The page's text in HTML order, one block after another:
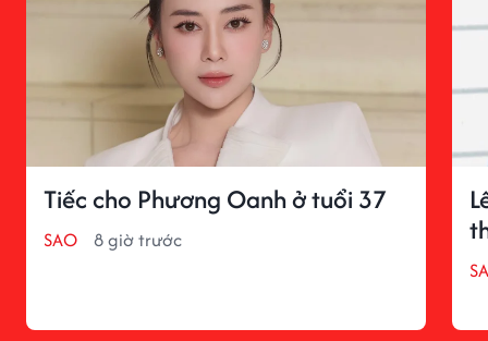
Tiếc cho Phương Oanh ở tuổi 37
SAO 8 giờ trước